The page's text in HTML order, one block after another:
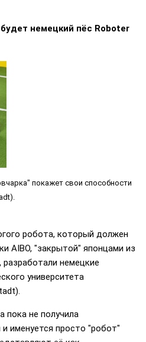
немецкий пёс Roboter
покажет свои способности
робота, который должен
AIBO, "закрытой" японцами из
разработали немецкие
университета
пока не получила
и именуется просто "робот"